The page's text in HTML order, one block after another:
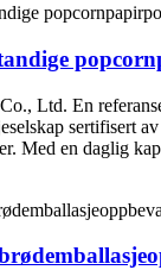
Ltd. En
sertifisert
Med en daglig